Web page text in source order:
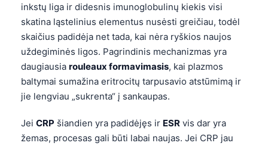
inkstų liga ir didesnis imunoglobulinų kiekis visi
skatina ląstelinius elementus nusėsti greičiau, todėl
skaičius padidėja net tada, kai nėra ryškios naujos
uždegiminės ligos. Pagrindinis mechanizmas yra
daugiausia rouleaux formavimasis, kai plazmos
baltymai sumažina eritrocitų tarpusavio atstūmimą ir
jie lengviau „sukrenta“ į sankaupas.
Jei CRP šiandien yra padidėjęs ir ESR vis dar yra
žemas, procesas gali būti labai naujas. Jei CRP jau